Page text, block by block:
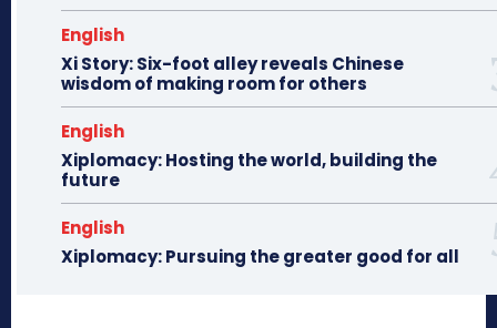
English
Xi Story: Six-foot alley reveals Chinese
wisdom of making room for others
English
Xiplomacy: Hosting the world, building the
future
English
Xiplomacy: Pursuing the greater good for all